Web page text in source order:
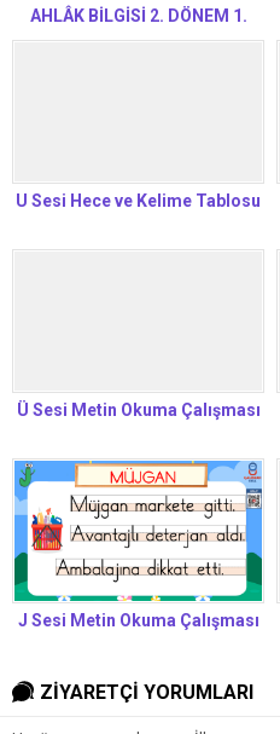
AHLÂK BİLGİSİ 2. DÖNEM 1.
YAZILI
U Sesi Hece ve Kelime Tablosu
Ü Sesi Metin Okuma Çalışması
J Sesi Metin Okuma Çalışması
ZİYARETÇİ YORUMLARI